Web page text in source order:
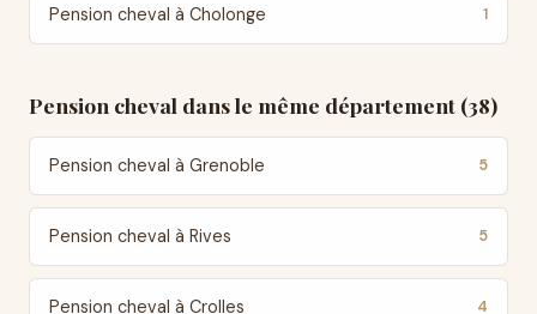
Pension cheval à Cholonge 1
Pension cheval dans le même département (38)
Pension cheval à Grenoble 5
Pension cheval à Rives 5
Pension cheval à Crolles 4